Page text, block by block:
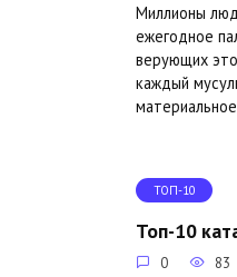
Миллионы
ежегодное
верующих
каждый
ТОП-10
Топ-10
0 83